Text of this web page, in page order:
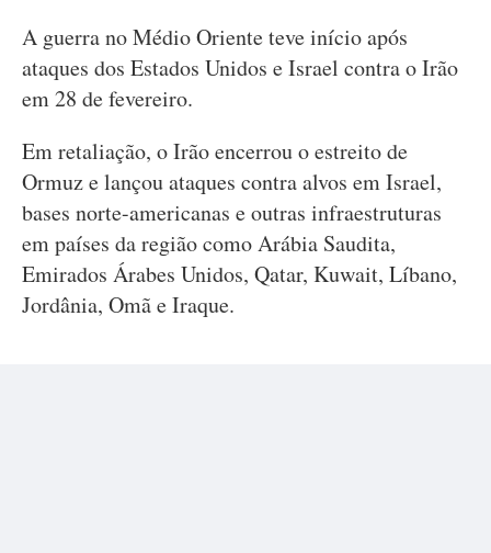
A guerra no Médio Oriente teve início após
ataques dos Estados Unidos e Israel contra o Irão
em 28 de fevereiro.
Em retaliação, o Irão encerrou o estreito de
Ormuz e lançou ataques contra alvos em Israel,
bases norte-americanas e outras infraestruturas
em países da região como Arábia Saudita,
Emirados Árabes Unidos, Qatar, Kuwait, Líbano,
Jordânia, Omã e Iraque.